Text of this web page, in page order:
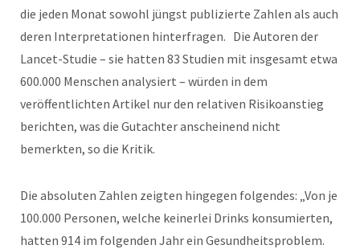
die jeden Monat sowohl jüngst publizierte Zahlen als auch
deren Interpretationen hinterfragen. Die Autoren der
Lancet-Studie – sie hatten 83 Studien mit insgesamt etwa
600.000 Menschen analysiert – würden in dem
veröffentlichten Artikel nur den relativen Risikoanstieg
berichten, was die Gutachter anscheinend nicht
bemerkten, so die Kritik.
Die absoluten Zahlen zeigten hingegen folgendes: „Von je
100.000 Personen, welche keinerlei Drinks konsumierten,
hatten 914 im folgenden Jahr ein Gesundheitsproblem.